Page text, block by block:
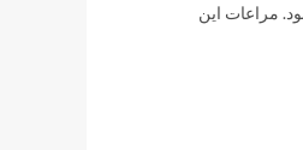
مراعات این